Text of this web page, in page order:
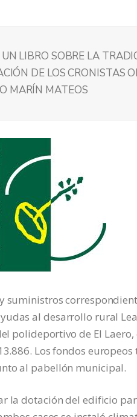
LIBRO SOBRE LA
DE LOS CRONISTAS
MARÍN MATEOS
suministros
al desarrollo rural
polideportivo de El
Los fondos
al pabellón municipal.
la dotación del edificio